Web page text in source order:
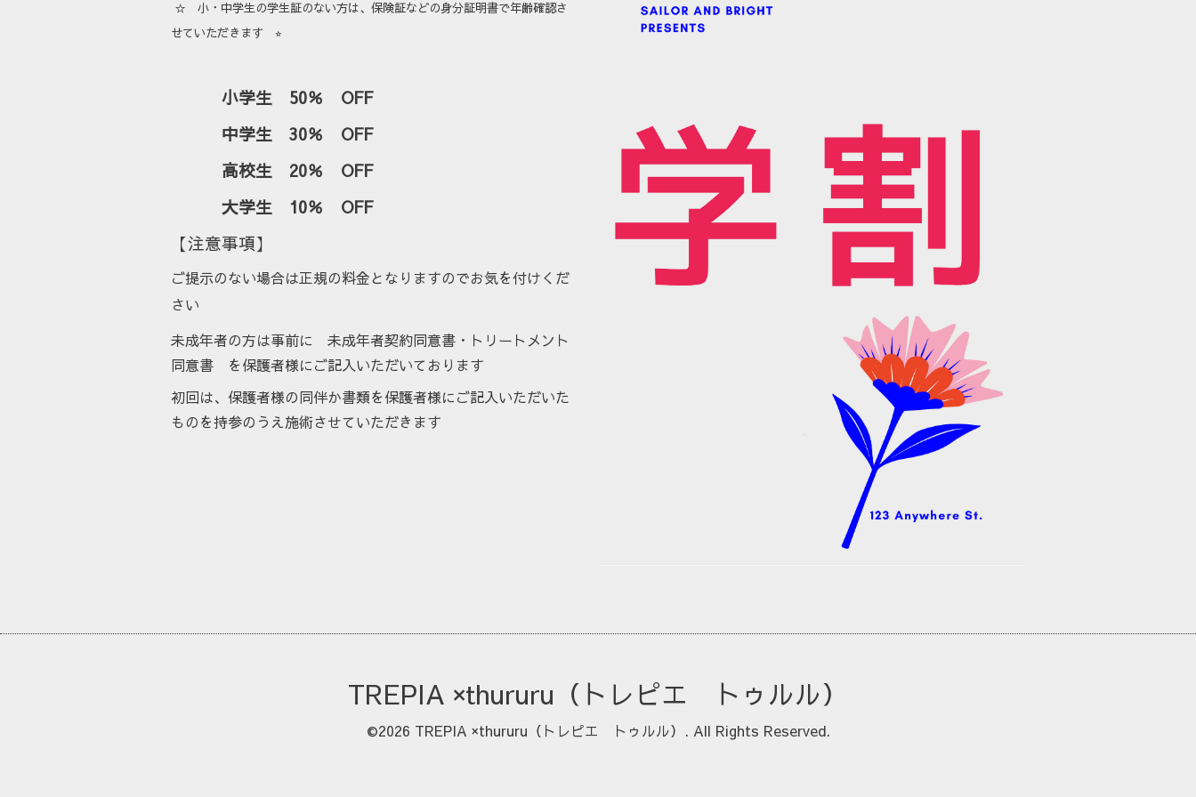
☆ 小・中学生の学生証のない方は、保険証などの身分証明書で年齢確認さ
せていただきます ⭐︎
小学生 50％ OFF
中学生 30％ OFF
高校生 20％ OFF
大学生 10％ OFF
【注意事項】
ご提示のない場合は正規の料金となりますのでお気を付けくだ
さい
未成年者の方は事前に 未成年者契約同意書・トリートメント
同意書 を保護者様にご記入いただいております
初回は、保護者様の同伴か書類を保護者様にご記入いただいた
ものを持参のうえ施術させていただきます
TREPIA ×thururu（トレピエ トゥルル）
©2026 TREPIA ×thururu（トレピエ トゥルル） . All Rights Reserved.